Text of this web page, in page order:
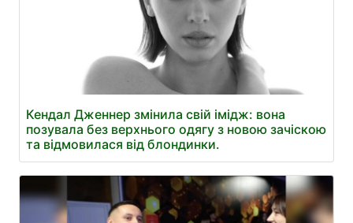
Кендал Дженнер змінила свій імідж: вона
позувала без верхнього одягу з новою зачіскою
та відмовилася від блондинки.